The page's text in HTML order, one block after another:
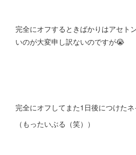
完全にオフするときばかりはアセト
いのが大変申し訳ないのですが😭
完全にオフしてまた1日後につけた
（もったいぶる（笑））